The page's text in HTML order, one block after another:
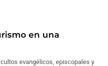
en una
evangélicos, episcopales y